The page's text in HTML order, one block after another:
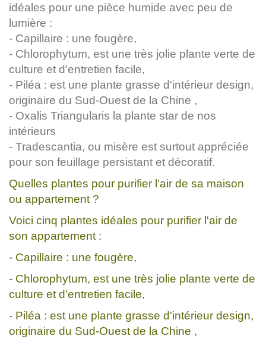
idéales pour une pièce humide avec peu de
lumière :
- Capillaire : une fougère,
- Chlorophytum, est une très jolie plante verte de
culture et d'entretien facile,
- Piléa : est une plante grasse d'intérieur design,
originaire du Sud-Ouest de la Chine ,
- Oxalis Triangularis la plante star de nos
intérieurs
- Tradescantia, ou misère est surtout appréciée
pour son feuillage persistant et décoratif.
Quelles plantes pour purifier l'air de sa maison
ou appartement ?
Voici cinq plantes idéales pour purifier l'air de
son appartement :
- Capillaire : une fougère,
- Chlorophytum, est une très jolie plante verte de
culture et d'entretien facile,
- Piléa : est une plante grasse d'intérieur design,
originaire du Sud-Ouest de la Chine ,